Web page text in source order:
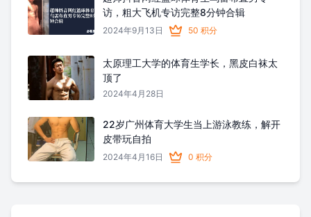
访，粗大飞机专访完整8分钟合辑
2024年9月13日 50 积分
太原理工大学的体育生学长，黑皮白袜太
顶了
2024年4月28日
22岁广州体育大学生当上游泳教练，解开
皮带玩自拍
2024年4月16日 0 积分